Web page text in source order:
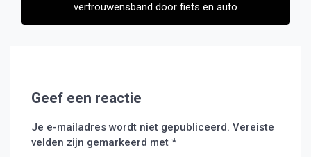
vertrouwensband door fiets en auto
Geef een reactie
Je e-mailadres wordt niet gepubliceerd. Vereiste
velden zijn gemarkeerd met *